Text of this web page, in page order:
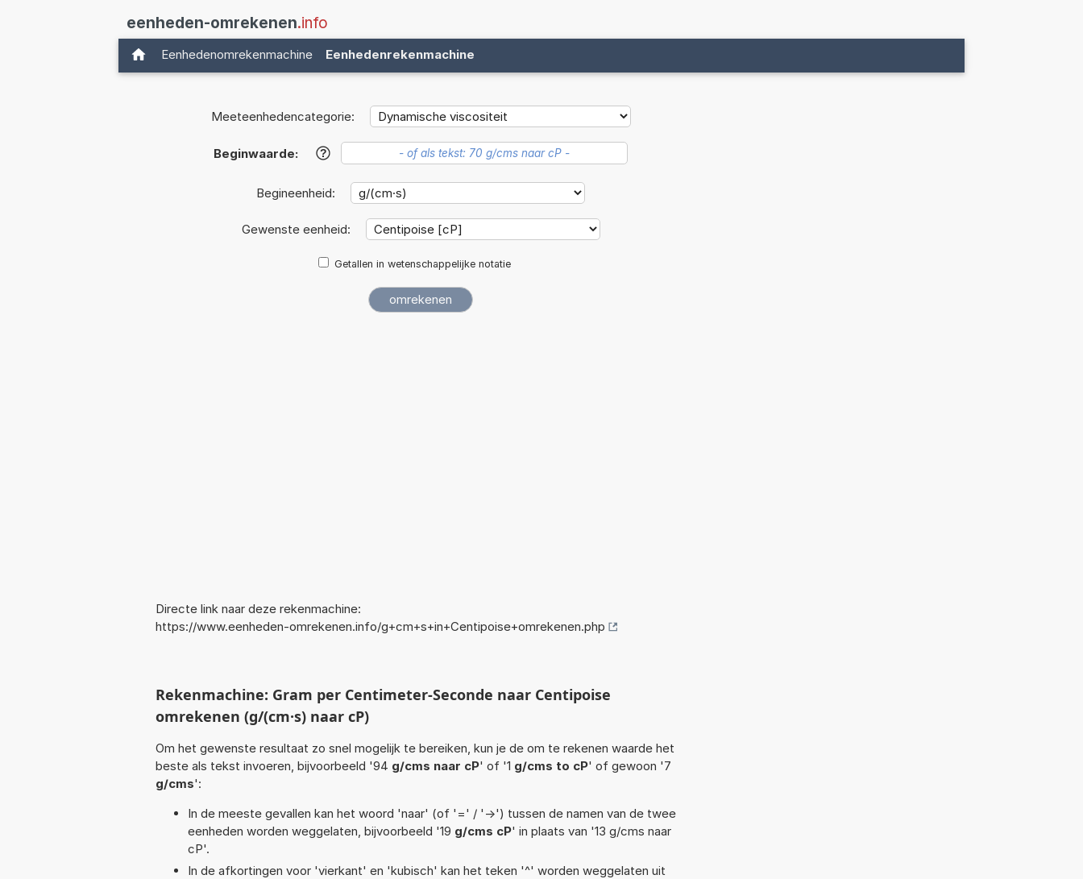
eenheden-omrekenen.info
Eenhedenomrekenmachine Eenhedenrekenmachine
Meeteenhedencategorie:
Beginwaarde: ?
Begineenheid:
Gewenste eenheid:
Getallen in wetenschappelijke notatie
Directe link naar deze rekenmachine:
https://www.eenheden-omrekenen.info/g+cm+s+in+Centipoise+omrekenen.php
Rekenmachine: Gram per Centimeter-Seconde naar Centipoise
omrekenen (g/(cm·s) naar cP)
Om het gewenste resultaat zo snel mogelijk te bereiken, kun je de om te rekenen waarde het
beste als tekst invoeren, bijvoorbeeld '94 g/cms naar cP' of '1 g/cms to cP' of gewoon '7
g/cms':
In de meeste gevallen kan het woord 'naar' (of '=' / '->') tussen de namen van de twee
eenheden worden weggelaten, bijvoorbeeld '19 g/cms cP' in plaats van '13 g/cms naar
cP'.
In de afkortingen voor 'vierkant' en 'kubisch' kan het teken '^' worden weggelaten uit